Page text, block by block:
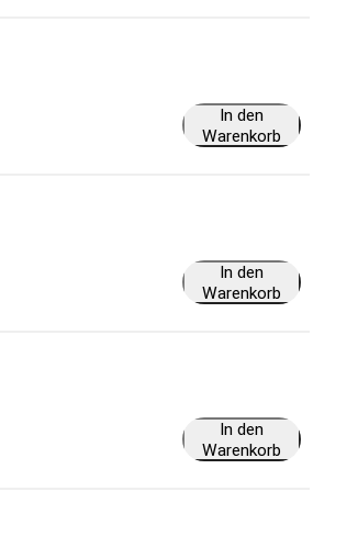
In den
Warenkorb
In den
Warenkorb
In den
Warenkorb